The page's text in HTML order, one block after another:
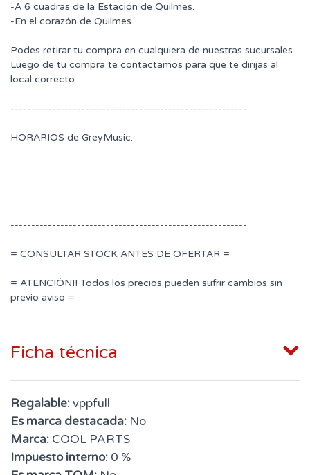
-A 6 cuadras de la Estación de Quilmes.
-En el corazón de Quilmes.
Podes retirar tu compra en cualquiera de nuestras sucursales.
Luego de tu compra te contactamos para que te dirijas al
local correcto
---------------------------------------------------------
HORARIOS de GreyMusic:
---------------------------------------------------------
= CONSULTAR STOCK ANTES DE OFERTAR =
= ATENCIÓN!! Todos los precios pueden sufrir cambios sin
previo aviso =
Ficha técnica
Regalable:vppfull
Es marca destacada: No
Marca: COOL PARTS
Impuesto interno: 0 %